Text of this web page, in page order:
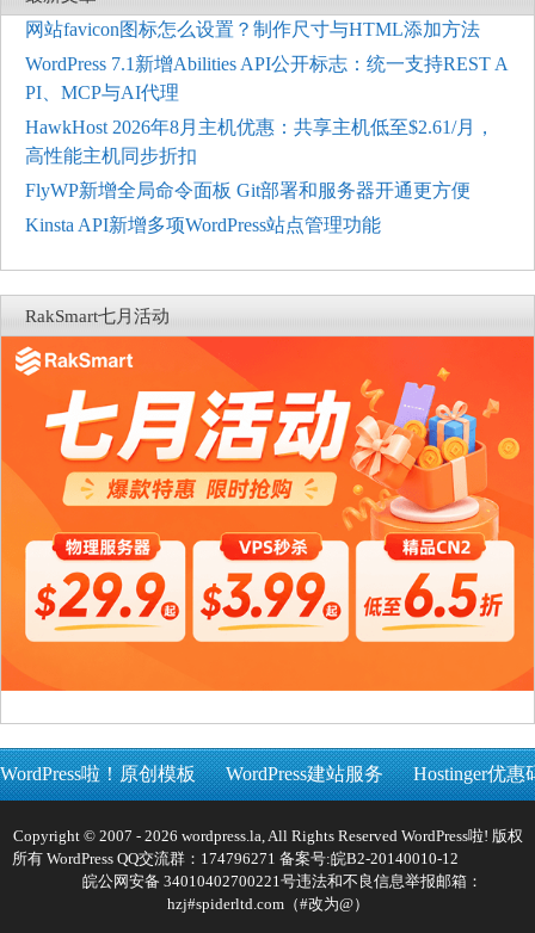
网站favicon图标怎么设置？制作尺寸与HTML添加方法
WordPress 7.1新增Abilities API公开标志：统一支持REST A
PI、MCP与AI代理
HawkHost 2026年8月主机优惠：共享主机低至$2.61/月，
高性能主机同步折扣
FlyWP新增全局命令面板 Git部署和服务器开通更方便
Kinsta API新增多项WordPress站点管理功能
RakSmart七月活动
WordPress啦！原创模板 WordPress建站服务 Hostinger优惠
Copyright © 2007 - 2026 wordpress.la, All Rights Reserved WordPress啦! 版权
所有 WordPress QQ交流群：174796271 备案号:皖B2-20140010-12
皖公网安备 34010402700221号违法和不良信息举报邮箱：
hzj#spiderltd.com（#改为@）